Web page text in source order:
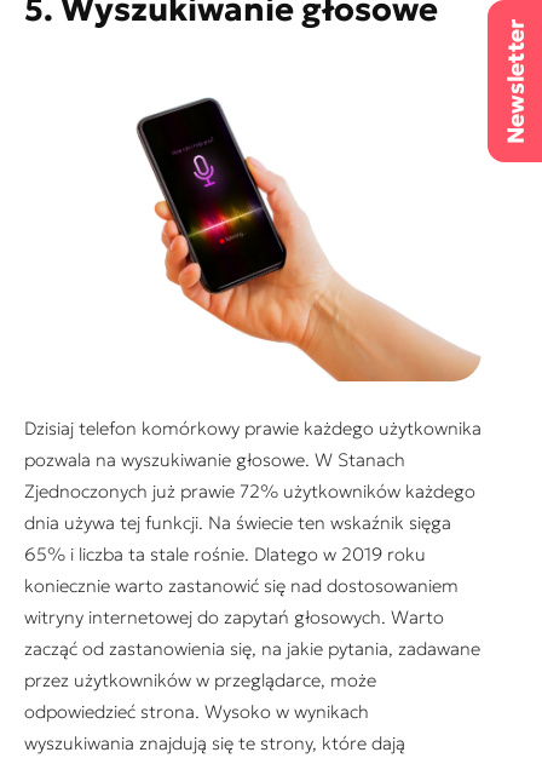
5. Wyszukiwanie głosowe
Dzisiaj telefon komórkowy prawie każdego użytkownika
pozwala na wyszukiwanie głosowe. W Stanach
Zjednoczonych już prawie 72% użytkowników każdego
dnia używa tej funkcji. Na świecie ten wskaźnik sięga
65% i liczba ta stale rośnie. Dlatego w 2019 roku
koniecznie warto zastanowić się nad dostosowaniem
witryny internetowej do zapytań głosowych. Warto
zacząć od zastanowienia się, na jakie pytania, zadawane
przez użytkowników w przeglądarce, może
odpowiedzieć strona. Wysoko w wynikach
wyszukiwania znajdują się te strony, które dają